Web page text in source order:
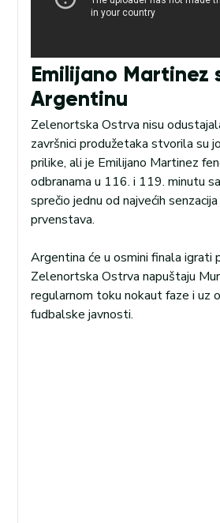
Emilijano Martinez
Argentinu
Zelenortska Ostrva nisu
završnici produžetaka stvorila su
prilike, ali je Emilijano Martinez
odbranama u 116. i 119. minutu
sprečio jednu od najvećih
prvenstava.
Argentina će u osmini finala igrati
Zelenortska Ostrva napuštaju
regularnom toku nokaut faze i uz
fudbalske javnosti.